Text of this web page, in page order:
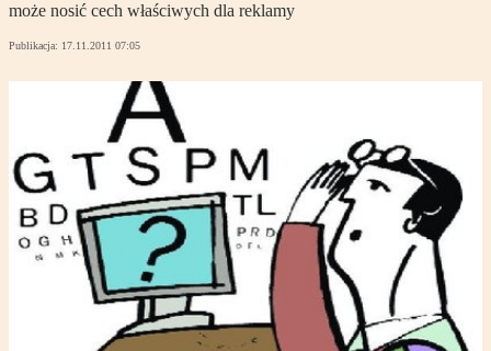
może nosić cech właściwych dla reklamy
Publikacja: 17.11.2011 07:05